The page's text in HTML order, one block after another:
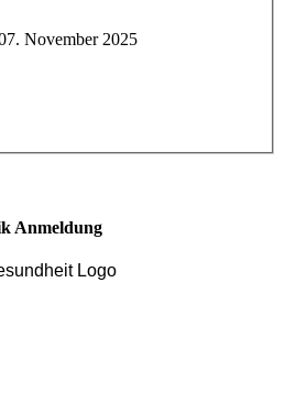
November 2025
Anmeldung